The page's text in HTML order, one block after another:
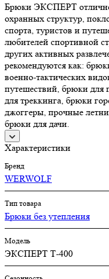
Брюки ЭКСПЕРТ отлично
охранных структур,
спорта, туристов и
любителей спортивной
других активных
рекомендуются как:
военно-тактических
путешествий, брюки для
для треккинга, брюки
джоггеры, прочные
брюки для дачи.
Характеристики
Бренд
WERWOLF
Тип товара
Брюки без утепления
Модель
ЭКСПЕРТ Т-400